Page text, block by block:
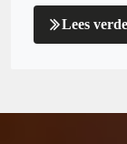
Lees